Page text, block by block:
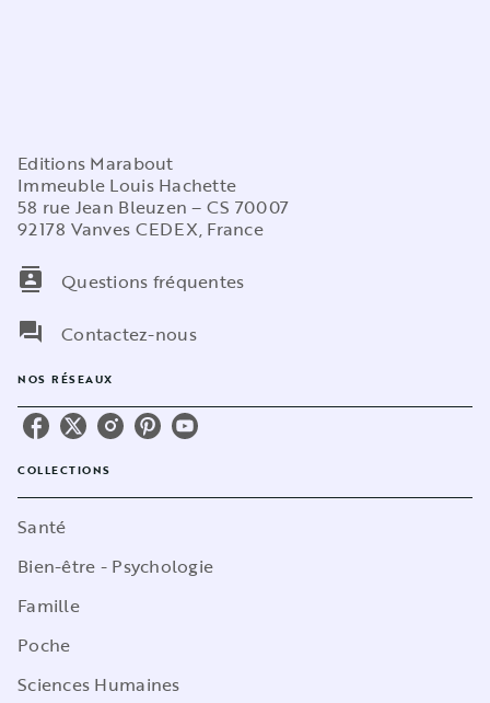
Editions Marabout
Immeuble Louis Hachette
58 rue Jean Bleuzen – CS 70007
92178 Vanves CEDEX, France
contacts
Questions fréquentes
question_answer
Contactez-nous
NOS RÉSEAUX
COLLECTIONS
Santé
Bien-être - Psychologie
Famille
Poche
Sciences Humaines